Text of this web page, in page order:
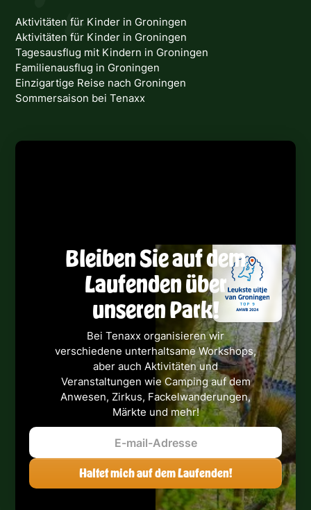
Aktivitäten für Kinder in Groningen
Aktivitäten für Kinder in Groningen
Tagesausflug mit Kindern in Groningen
Familienausflug in Groningen
Einzigartige Reise nach Groningen
Sommersaison bei Tenaxx
Bleiben Sie auf dem
Laufenden über
unseren Park!
Bei Tenaxx organisieren wir
verschiedene unterhaltsame Workshops,
aber auch Aktivitäten und
Veranstaltungen wie Camping auf dem
Anwesen, Zirkus, Fackelwanderungen,
Märkte und mehr!